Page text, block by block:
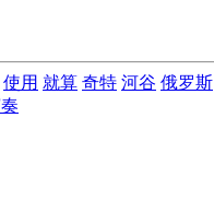
使用 就算 奇特 河谷 俄罗斯